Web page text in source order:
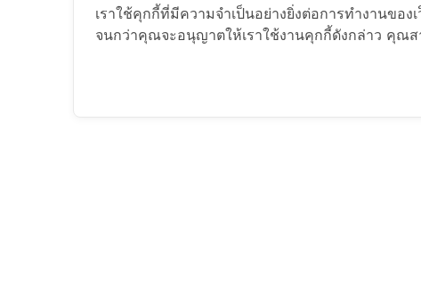
เราใช้คุกกี้ที่มีความจำเป็นอย่างยิ่งต่อการทำงานของ
จนกว่าคุณจะอนุญาตให้เราใช้งานคุกกี้ดังกล่าว คุณส